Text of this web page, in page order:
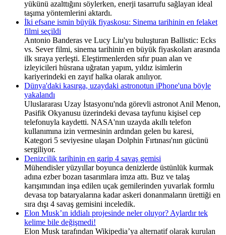
yükünü azalttığını söylerken, enerji tasarrufu sağlayan ideal
taşıma yöntemlerini aktardı.
İki efsane ismin büyük fiyaskosu: Sinema tarihinin en felaket
filmi seçildi
Antonio Banderas ve Lucy Liu'yu buluşturan Ballistic: Ecks
vs. Sever filmi, sinema tarihinin en büyük fiyaskoları arasında
ilk sıraya yerleşti. Eleştirmenlerden sıfır puan alan ve
izleyicileri hüsrana uğratan yapım, yıldız isimlerin
kariyerindeki en zayıf halka olarak anılıyor.
Dünya'daki kasırga, uzaydaki astronotun iPhone'una böyle
yakalandı
Uluslararası Uzay İstasyonu'nda görevli astronot Anil Menon,
Pasifik Okyanusu üzerindeki devasa tayfunu kişisel cep
telefonuyla kaydetti. NASA'nın uzayda akıllı telefon
kullanımına izin vermesinin ardından gelen bu karesi,
Kategori 5 seviyesine ulaşan Dolphin Fırtınası'nın gücünü
sergiliyor.
Denizcilik tarihinin en garip 4 savaş gemisi
Mühendisler yüzyıllar boyunca denizlerde üstünlük kurmak
adına ezber bozan tasarımlara imza attı. Buz ve talaş
karışımından inşa edilen uçak gemilerinden yuvarlak formlu
devasa top bataryalarına kadar askeri donanmaların ürettiği en
sıra dışı 4 savaş gemisini inceledik.
Elon Musk’ın iddialı projesinde neler oluyor? Aylardır tek
kelime bile değişmedi!
Elon Musk tarafından Wikipedia’ya alternatif olarak kurulan